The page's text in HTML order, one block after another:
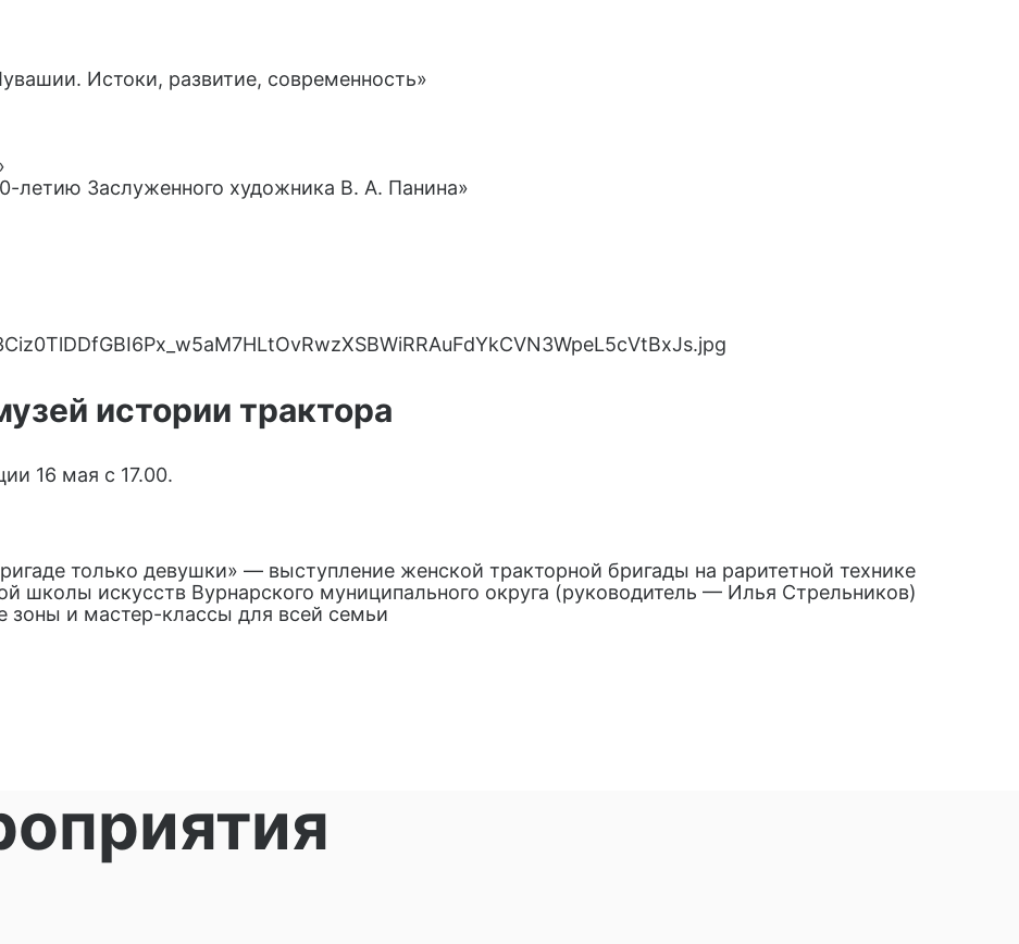
Истоки, развитие, современность»
летию Заслуженного художника В. А. Панина»
истории трактора
16 мая с 17.00.
только девушки» — выступление женской тракторной бригады на раритетной технике
школы искусств Вурнарского муниципального округа (руководитель — Илья Стрельников)
зоны и мастер-классы для всей семьи